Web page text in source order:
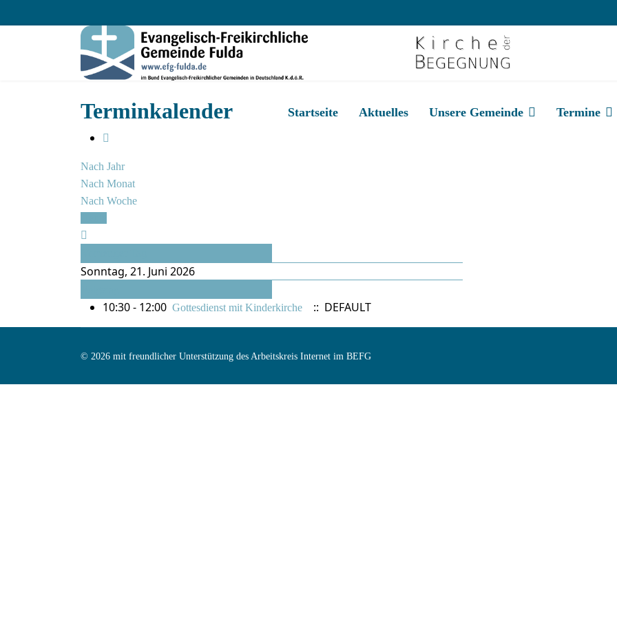
Startseite Aktuelles Unsere Gemeinde Termine
Terminkalender
Nach Jahr
Nach Monat
Nach Woche
Sonntag, 21. Juni 2026
10:30 - 12:00 Gottesdienst mit Kinderkirche :: DEFAULT
© 2026 mit freundlicher Unterstützung des Arbeitskreis Internet im BEFG